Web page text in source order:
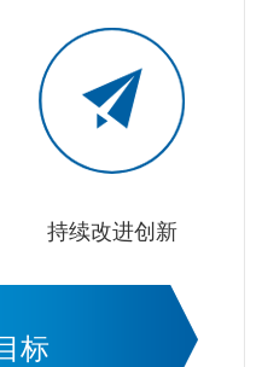
持续改进创新
标